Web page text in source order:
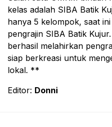
kelas adalah SIBA Batik
hanya 5 kelompok, saat
pengrajin SIBA Batik
berhasil melahirkan
siap berkreasi untuk
lokal. **
Editor: Donni